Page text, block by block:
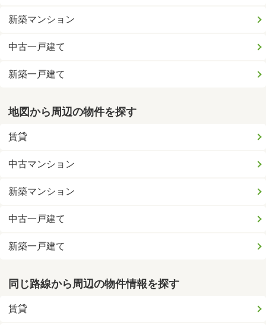
新築マンション
中古一戸建て
新築一戸建て
地図から周辺の物件を探す
賃貸
中古マンション
新築マンション
中古一戸建て
新築一戸建て
同じ路線から周辺の物件情報を探す
賃貸